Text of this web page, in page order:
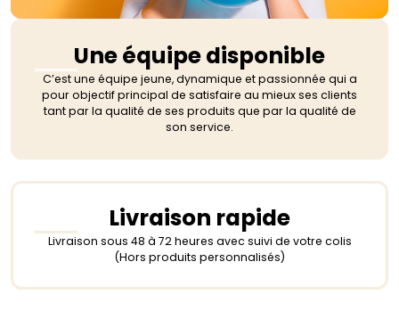
Une équipe disponible
C’est une équipe jeune, dynamique et passionnée qui a
pour objectif principal de satisfaire au mieux ses clients
tant par la qualité de ses produits que par la qualité de
son service.
Livraison rapide
Livraison sous 48 à 72 heures avec suivi de votre colis
(Hors produits personnalisés)